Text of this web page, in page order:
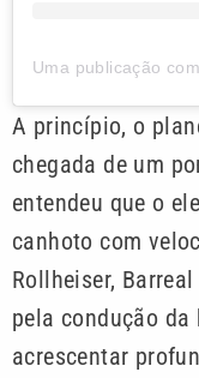
A princípio, o
chegada de um
entendeu que o
canhoto com
Rollheiser,
pela condução
acrescentar